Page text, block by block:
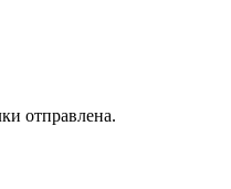
отправлена.